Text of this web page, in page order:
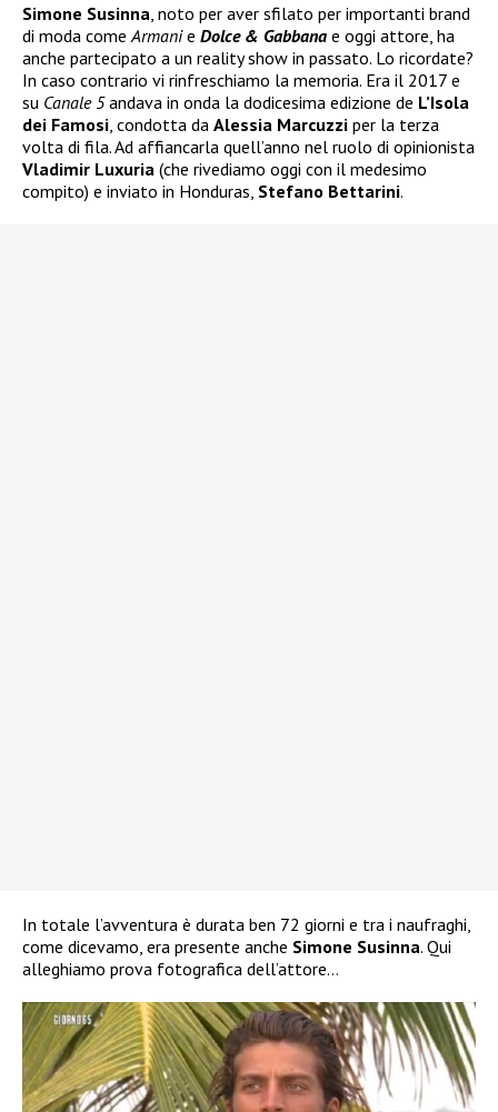
Simone Susinna , noto per aver sfilato per importanti brand
di moda come Armanie Dolce & Gabbana e oggi attore, ha
anche partecipato a un reality show in passato. Lo ricordate?
In caso contrario vi rinfreschiamo la memoria. Era il 2017 e
su Canale 5andava in onda la dodicesima edizione de L’Isola
dei Famosi , condotta da Alessia Marcuzzi per la terza
volta di fila. Ad affiancarla quell’anno nel ruolo di opinionista
Vladimir Luxuria (che rivediamo oggi con il medesimo
compito) e inviato in Honduras, Stefano Bettarini.
In totale l’avventura è durata ben 72 giorni e tra i naufraghi,
come dicevamo, era presente anche Simone Susinna. Qui
alleghiamo prova fotografica dell’attore…